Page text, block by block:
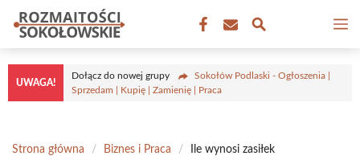
Przejdź
treści
UWAGA!
Dołącz do nowej grupy
Sokołów Podlaski - Ogłoszenia |
Sprzedam | Kupię | Zamienię | Praca
Strona główna / Biznes i Praca /
Ile wynosi zasiłek